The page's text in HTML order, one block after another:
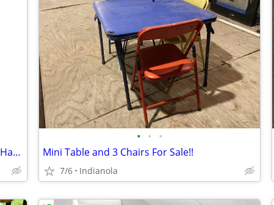
Cute Bear Toddler Swing Seat with Safety Harness
• • •
Mini Table and 3 Chairs For Sale!!
7/6 Indianola